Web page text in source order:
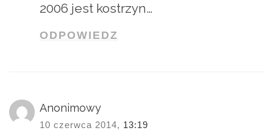
2006 jest kostrzyn…
ODPOWIEDZ
Anonimowy
10 czerwca 2014, 13:19